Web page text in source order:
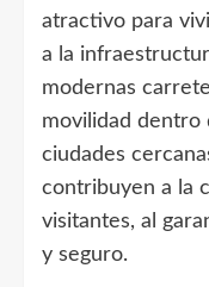
atractivo para
a la
modernas
movilidad dentro
ciudades
contribuyen a la
visitantes, al
y seguro.